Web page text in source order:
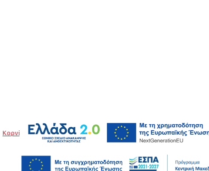
Κορνίζες Πλευρικές Καμπύλες ,